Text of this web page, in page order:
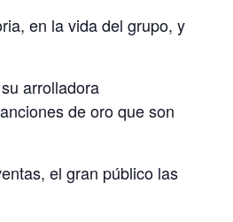
en la vida del grupo, y
arrolladora
de oro que son
el gran público las